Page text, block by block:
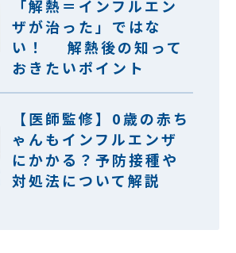
「解熱＝インフルエン
ザが治った」ではな
い！ 解熱後の知って
おきたいポイント
【医師監修】0歳の赤ち
ゃんもインフルエンザ
にかかる？予防接種や
対処法について解説